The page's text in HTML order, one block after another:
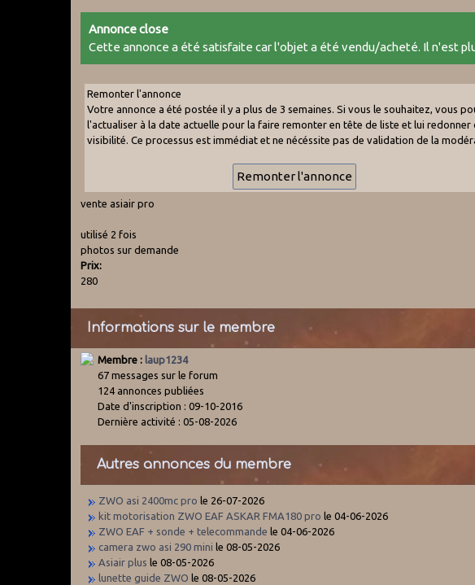
Annonce close
Cette annonce a été satisfaite car l'objet a été vendu/acheté. Il n'est
Remonter l'annonce
Votre annonce a été postée il y a plus de 3 semaines. Si vous le souhaitez, vous
l'actualiser à la date actuelle pour la faire remonter en tête de liste et lui redonner
visibilité. Ce processus est immédiat et ne nécéssite pas de validation de la
vente asiair pro
utilisé 2 fois
photos sur demande
Prix:
280
Informations sur le membre
Membre : laup1234
67 messages sur le forum
124 annonces publiées
Date d'inscription : 09-10-2016
Dernière activité : 05-08-2026
Autres annonces du membre
ZWO asi 2400mc pro le 26-07-2026
kit motorisation ZWO EAF ASKAR FMA180 pro le 04-06-2026
ZWO EAF + sonde + telecommande le 04-06-2026
camera zwo asi 290 mini le 08-05-2026
Asiair plus le 08-05-2026
lunette guide ZWO le 08-05-2026